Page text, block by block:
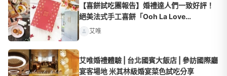
【喜餅試吃團報告】婚禮達人們一致好評！
絕美法式手工喜餅「Ooh La Love
Wedding」奢華宮廷款華麗上市
艾唯
艾唯婚禮體驗 | 台北國賓大飯店 | 參訪國際廳
宴客場地 米其林級婚宴菜色試吃分享